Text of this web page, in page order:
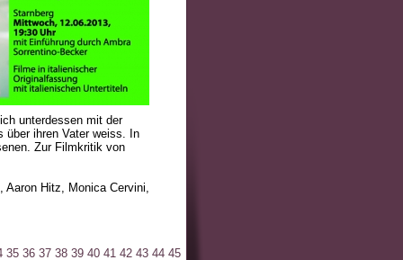
unterdessen mit der
über ihren Vater weiss. In
Zur Filmkritik von
Hitz, Monica Cervini,
35 36 37 38 39 40 41 42 43 44 45